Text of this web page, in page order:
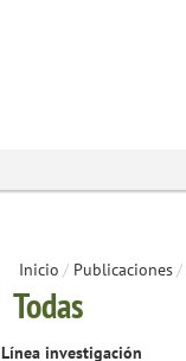
Inicio / Publicaciones/
Todas
Línea investigación